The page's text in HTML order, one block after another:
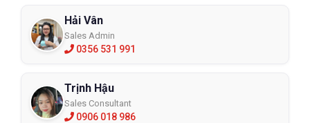
Hải Vân
Sales Admin
0356 531 991
Trịnh Hậu
Sales Consultant
0906 018 986